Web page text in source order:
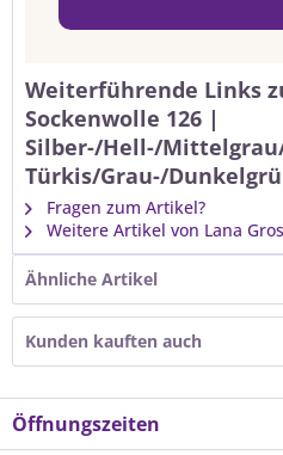
Weiterführende Links
Sockenwolle 126 |
Silber-/Hell-/
Türkis/Grau-/
Fragen zum Artikel?
Weitere Artikel von Lana
Ähnliche Artikel
Kunden kauften auch
Öffnungszeiten